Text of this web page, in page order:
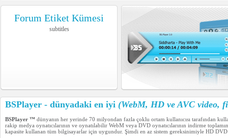
Forum Etiket Kümesi
subtitles
BSPlayer - dünyadaki en iyi (WebM, HD ve AVC video,
BSPlayer ™ dünyanın her yerinde 70 milyondan fazla çoklu ortam kullanıcısı tarafından
rakip medya oynatıcılarının ve oynatılabilir WebM veya DVD oynatıcılarının indirme
kapasite kullanan tüm bilgisayarlar için uygundur. Şimdi en az sistem gereksinimiyle HD